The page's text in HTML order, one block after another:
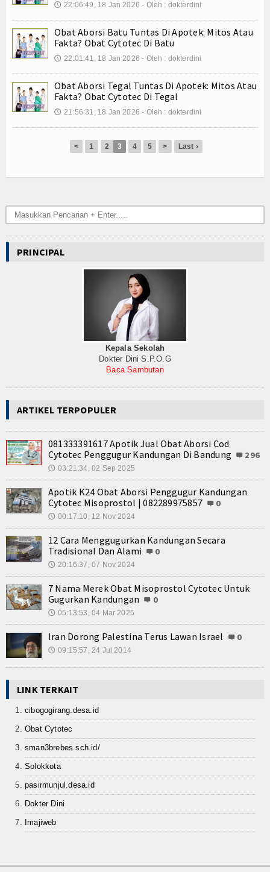
Kesehatan
Dalam Negeri
Luar Negeri
Hubungi Kami
🕔 22:06:49, 18 Jan 2026 - Oleh : dokterdini
Obat Aborsi Batu Tuntas Di Apotek: Mitos Atau
Fakta? Obat Cytotec Di Batu
🕔 22:01:41, 18 Jan 2026 - Oleh : dokterdini
Obat Aborsi Tegal Tuntas Di Apotek: Mitos Atau
Fakta? Obat Cytotec Di Tegal
🕔 21:56:31, 18 Jan 2026 - Oleh : dokterdini
< 1 2 3 4 5 > Last ›
PRINCIPAL
Kepala Sekolah
Dokter Dini S.P.O.G
Baca Sambutan
ARTIKEL TERPOPULER
081333391617 Apotik Jual Obat Aborsi Cod
Cytotec Penggugur Kandungan Di Bandung
296
🕔 03:21:34, 02 Sep 2025
Apotik K24 Obat Aborsi Penggugur Kandungan
Cytotec Misoprostol | 082289975857
0
🕔 00:17:10, 12 Nov 2024
12 Cara Menggugurkan Kandungan Secara
Tradisional Dan Alami
0
🕔 20:16:37, 07 Nov 2024
7 Nama Merek Obat Misoprostol Cytotec Untuk
Gugurkan Kandungan
0
🕔 05:13:53, 04 Mar 2025
Iran Dorong Palestina Terus Lawan Israel 0
🕔 09:15:57, 24 Jul 2014
LINK TERKAIT
cibogogirang.desa.id
Obat Cytotec
sman3brebes.sch.id/
Solokkota
pasirmunjul.desa.id
Dokter Dini
Imajiweb